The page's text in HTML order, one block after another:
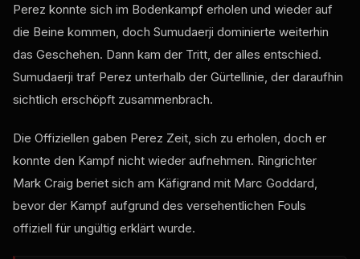
Perez konnte sich im Bodenkampf erholen und wieder auf
die Beine kommen, doch Sumudaerji dominierte weiterhin
das Geschehen. Dann kam der Tritt, der alles entschied.
Sumudaerji traf Perez unterhalb der Gürtellinie, der daraufhin
sichtlich erschöpft zusammenbrach.
Die Offiziellen gaben Perez Zeit, sich zu erholen, doch er
konnte den Kampf nicht wieder aufnehmen. Ringrichter
Mark Craig beriet sich am Käfigrand mit Marc Goddard,
bevor der Kampf aufgrund des versehentlichen Fouls
offiziell für ungültig erklärt wurde.